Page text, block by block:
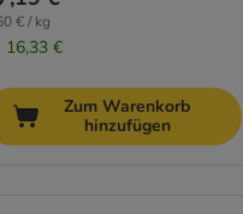
€ / kg
16,33 €
Zum Warenkorb
hinzufügen